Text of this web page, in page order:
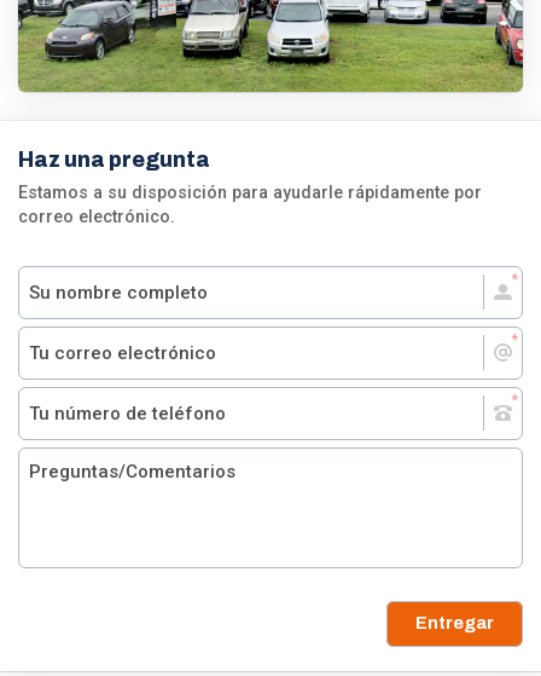
Haz una pregunta
Estamos a su disposición para ayudarle rápidamente por
correo electrónico.
Entregar